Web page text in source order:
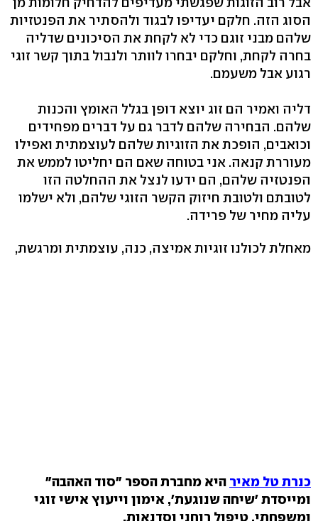
הסוג הזה. חלקם יעדיפו לבגוד ולהסתיר את הפנטזיות
שלהם מבני זוגם כדי לא לקחת את הסיכונים שדליה
בחרה לקחת, וחלקם יבחרו לוותר ולנבול בתוך קשר זוגי
רגוע אבל משעמם.
דליה ואמיר הם זוג יוצא דופן בגלל האומץ והכנות
שלהם. הבחירה שלהם לדבר גם על דברים מפחידים
וכואבים, הופכת את הזוגיות שלהם לעוצמתית ואפילו
מעוררת קנאה. אני בטוחה שאם הם יחליטו לממש את
הפנטזיה שלהם, הם ידעו לנצל את ההחלטה הזו
לטובתם ולטובת חיזוק הקשר הזוגי שלהם, ולא ישלמו
עליה מחיר של פרידה.
מאחלת לכולנו זוגיות אמיצה, כנה, עוצמתית ומרגשת,
כנרת טל מאיר היא מחברת הספר "סוד האהבה"
ומייסדת 'שיחה שנוגעת', אימון וייעוץ אישי זוגי
ומשפחתי, טיפול רוחני וסדנאות.